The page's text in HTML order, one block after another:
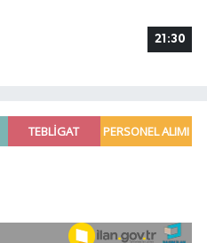
21:30
dairesinde çıkan